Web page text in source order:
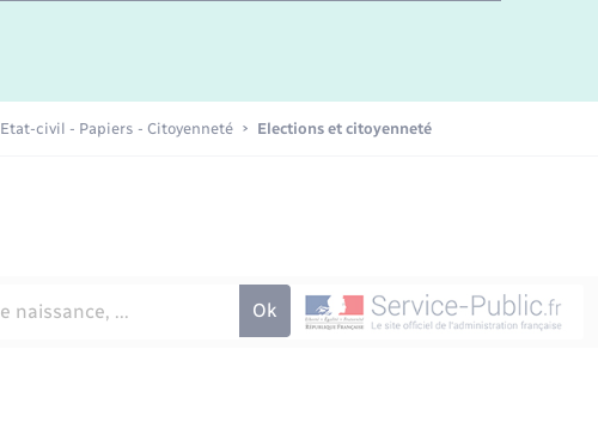
Etat-civil - Papiers - Citoyenneté Elections et citoyenneté